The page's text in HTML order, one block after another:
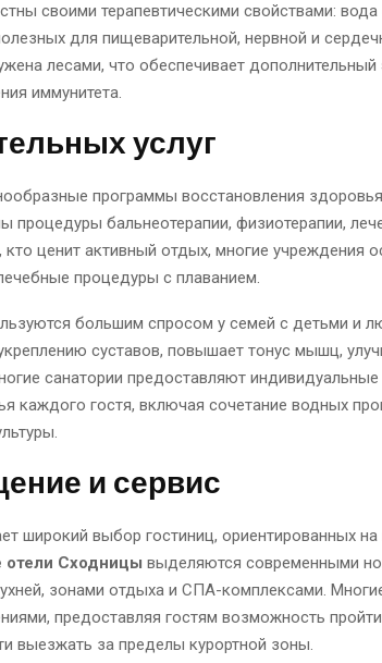
своими терапевтическими свойствами:
для пищеварительной, нервной и
лесами, что обеспечивает
иммунитета.
услуг
программы восстановления
процедуры бальнеотерапии, физиотерапии,
кто ценит активный отдых, многие учреждения
процедуры с плаванием.
большим спросом у семей с детьми и
суставов, повышает тонус мышц,
санатории предоставляют
каждого гостя, включая сочетание водных
и сервис
широкий выбор гостиниц, ориентированных
отели Сходницы выделяются современными
зонами отдыха и СПА-комплексами.
предоставляя гостям возможность пройти
выезжать за пределы курортной зоны.